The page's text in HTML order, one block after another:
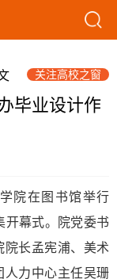
关注高校之窗
毕业设计作
院在图书馆举行
开幕式。院党委书
院长孟宪浦、美术
人力中心主任吴珊